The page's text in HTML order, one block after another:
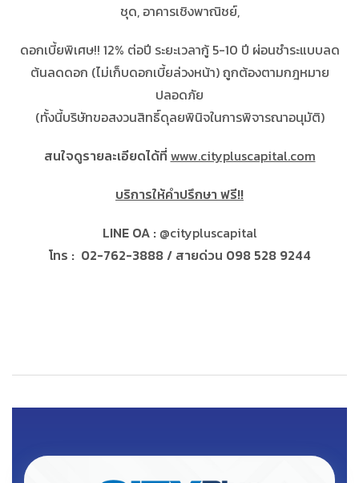
ชุด, อาคารเชิงพาณิชย์,
ดอกเบี้ยพิเศษ!! 12% ต่อปี ระยะเวลากู้ 5-10 ปี ผ่อนชำระแบบลด
ต้นลดดอก (ไม่เก็บดอกเบี้ยล่วงหน้า) ถูกต้องตามกฎหมาย
ปลอดภัย
(ทั้งนี้บริษัทขอสงวนสิทธิ์ดุลยพินิจในการพิจารณาอนุมัติ)
สนใจดูรายละเอียดได้ที่www.citypluscapital.com
บริการให้คำปรึกษาฟรี!!
LINE OA : @citypluscapital
โทร : 02-762-3888 / สายด่วน 098 528 9244